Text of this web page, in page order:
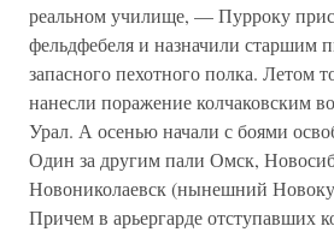
реальном училище, — Пурроку
фельдфебеля и назначили старшим
запасного пехотного полка. Летом
нанесли поражение колчаковским
Урал. А осенью начали с боями
Один за другим пали Омск,
Новониколаевск (нынешний
Причем в арьергарде отступавших